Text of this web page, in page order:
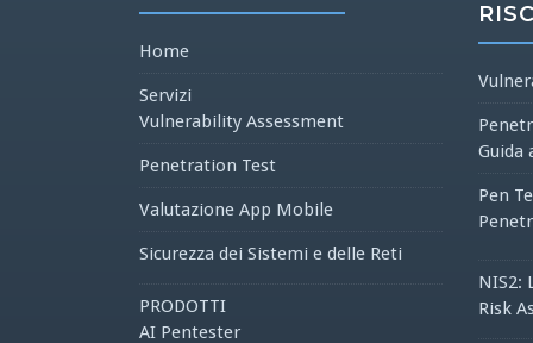
Home
Servizi
Vulnerability Assessment
Penetration Test
Valutazione App Mobile
Sicurezza dei Sistemi e delle Reti
PRODOTTI
AI Pentester
Guida
Pen
NIS2:
Risk